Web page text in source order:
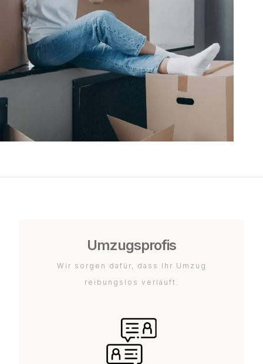
Umzugsprofis
Wir sorgen dafür, dass Ihr Umzug
reibungslos verläuft.